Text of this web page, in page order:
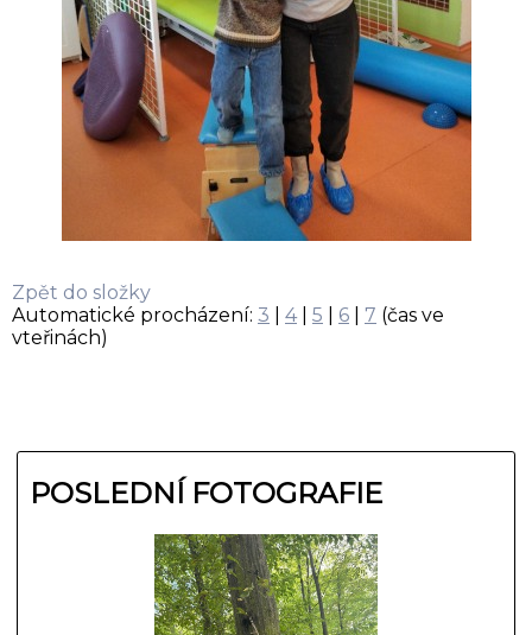
Zpět do složky
Automatické procházení: 3 4| 5 6 7 (čas ve
vteřinách)
POSLEDNÍ FOTOGRAFIE